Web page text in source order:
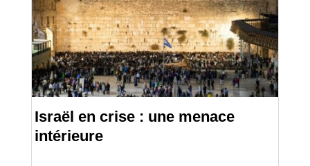
Israël en crise : une menace
intérieure